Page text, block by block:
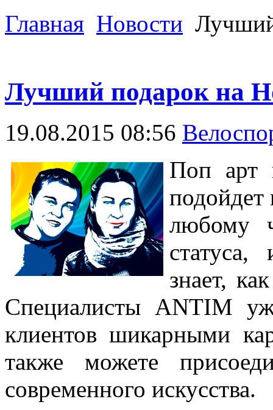
Главная Новости
Лучший подарок на
19.08.2015 08:56
Поп арт
подойдет
любому
знает,
Специалисты ANTIM
клиентов шикарными
также можете
современного искусства.